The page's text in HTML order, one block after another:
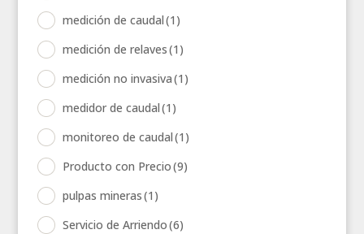
medición de caudal(1)
medición de relaves(1)
medición no invasiva(1)
medidor de caudal(1)
monitoreo de caudal(1)
Producto con Precio(9)
pulpas mineras(1)
Servicio de Arriendo(6)